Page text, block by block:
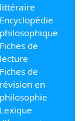
littéraire
Encyclopédie
philosophique
Fiches de
lecture
Fiches de
révision en
philosophie
Lexique